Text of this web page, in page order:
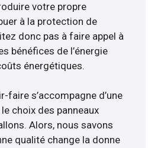
votre propre
à la protection de
donc pas à faire appel à
bénéfices de l’énergie
énergétiques.
faire s’accompagne d’une
choix des panneaux
Alors, nous savons
qualité change la donne